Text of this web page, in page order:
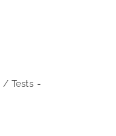
/ Tests